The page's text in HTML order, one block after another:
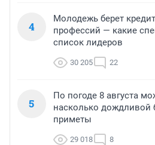
4
Молодежь берет
профессий — какие
список лидеров
30 205 22
5
По погоде 8 августа
насколько дождливой
приметы
29 018 8